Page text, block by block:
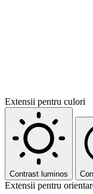
Extensii pentru culori
Contrast luminos
Extensii pentru